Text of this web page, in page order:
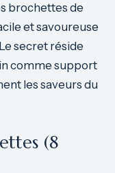
brochettes de
et savoureuse
secret réside
comme support
les saveurs du
(8